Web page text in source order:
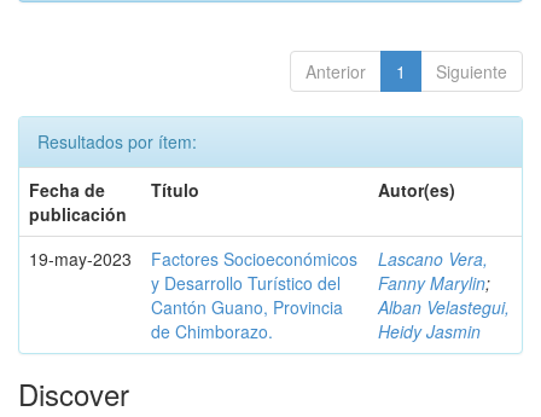
Anterior 1 Siguiente
Resultados por ítem:
Fecha de
publicación
Título Autor(es)
19-may-2023
Factores Socioeconómicos
y Desarrollo Turístico del
Cantón Guano, Provincia
de Chimborazo.
Lascano Vera,
Fanny Marylin;
Alban Velastegui,
Heidy Jasmin
Discover